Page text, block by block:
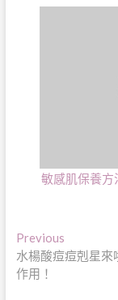
敏感肌保養方
文
章
PreviousPrevious
post:
水楊酸痘痘剋星
作用！